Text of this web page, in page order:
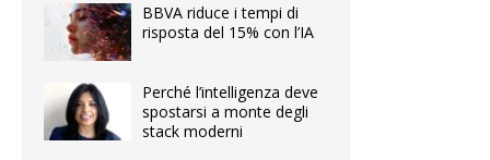
BBVA riduce i tempi di
risposta del 15% con l’IA
Perché l’intelligenza deve
spostarsi a monte degli
stack moderni